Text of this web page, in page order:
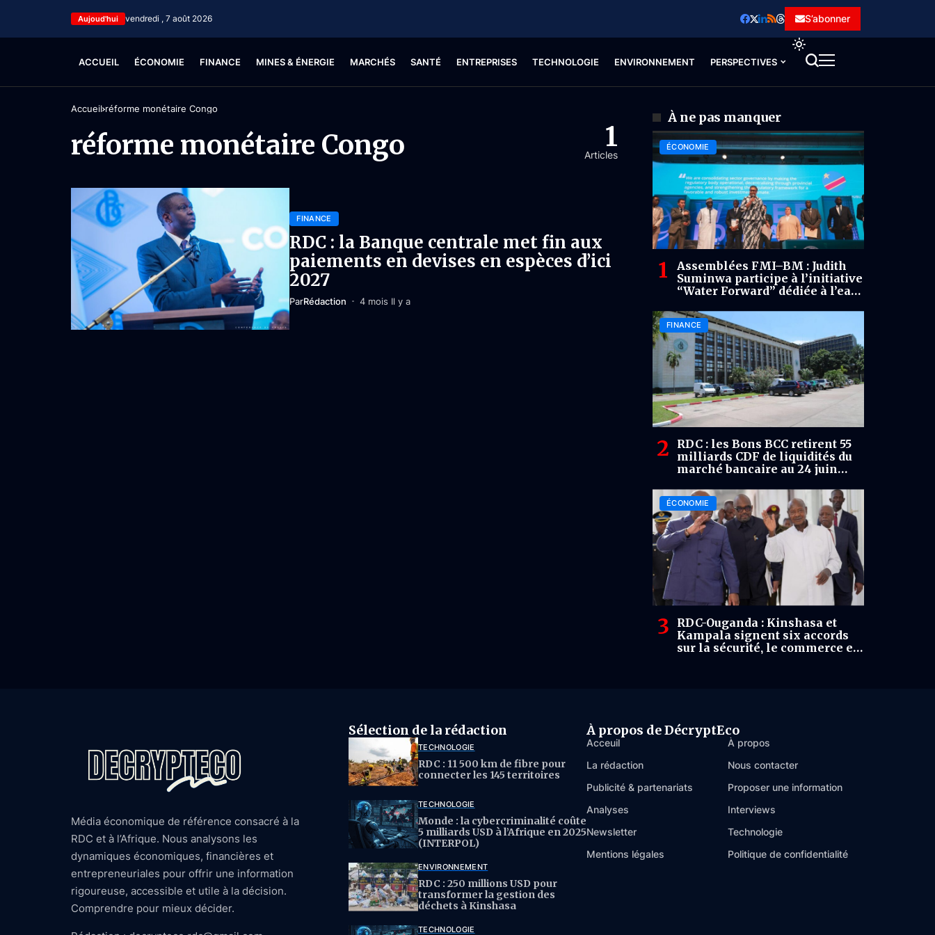
Aujoud'hui vendredi , 7 août 2026 S’abonner
ACCUEIL ÉCONOMIE FINANCE MINES & ÉNERGIE MARCHÉS SANTÉ ENTREPRISES TECHNOLOGIE ENVIRONNEMENT PERSPECTIVES
Accueil réforme monétaire Congo
réforme monétaire Congo 1
Articles
FINANCE
RDC : la Banque centrale met fin aux
paiements en devises en espèces d’ici
2027
ParRédaction 4 mois Il y a
À ne pas manquer
ÉCONOMIE
Assemblées FMI–BM : Judith
Suminwa participe à l’initiative
“Water Forward” dédiée à l’eau
économiques
FINANCE
RDC : les Bons BCC retirent 55
milliards CDF de liquidités du
marché bancaire au 24 juin
ÉCONOMIE
RDC-Ouganda : Kinshasa et
Kampala signent six accords
sur la sécurité, le commerce et
Média économique de référence consacré à la
RDC et à l’Afrique. Nous analysons les
dynamiques économiques, financières et
entrepreneuriales pour offrir une information
rigoureuse, accessible et utile à la décision.
Comprendre pour mieux décider.
Sélection de la rédaction
TECHNOLOGIE
RDC : 11 500 km de fibre pour
connecter les 145 territoires
TECHNOLOGIE
Monde : la cybercriminalité coûte
5 milliards USD à l’Afrique en 2025
(INTERPOL)
ENVIRONNEMENT
RDC : 250 millions USD pour
transformer la gestion des
déchets à Kinshasa
TECHNOLOGIE
À propos de DécryptEco
Acceuil
À propos
La rédaction
Nous contacter
Publicité & partenariats
Proposer une information
Analyses
Interviews
Newsletter
Technologie
Mentions légales
Politique de confidentialité